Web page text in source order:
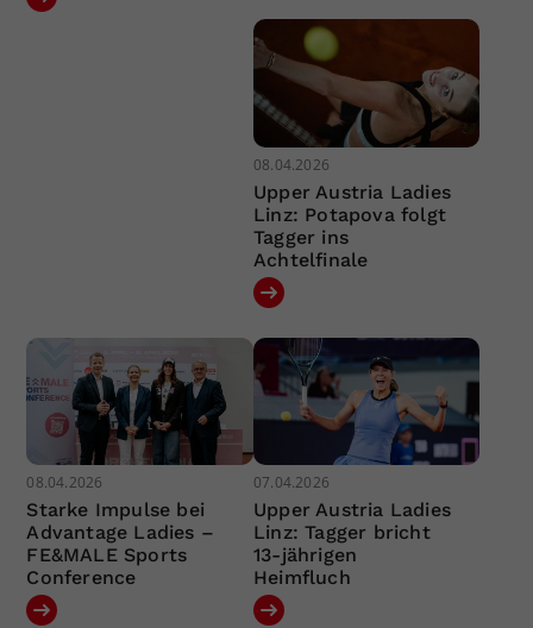
08.04.2026
Upper Austria Ladies
Linz: Potapova folgt
Tagger ins
Achtelfinale
08.04.2026
Starke Impulse bei
Advantage Ladies –
FE&MALE Sports
Conference
07.04.2026
Upper Austria Ladies
Linz: Tagger bricht
13-jährigen
Heimfluch